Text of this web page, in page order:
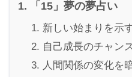
「15」夢の夢占い
新しい始まりを示
自己成長のチャン
人間関係の変化を